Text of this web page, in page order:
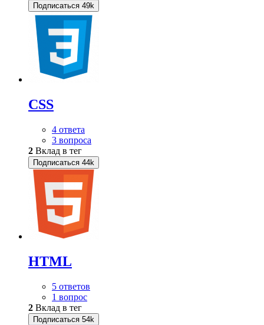
Подписаться 49k
CSS
4 ответа
3 вопроса
2 Вклад в тег
Подписаться 44k
HTML
5 ответов
1 вопрос
2 Вклад в тег
Подписаться 54k